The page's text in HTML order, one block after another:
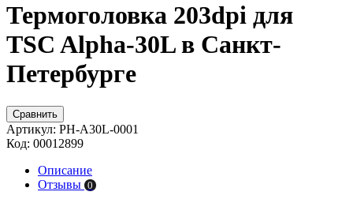
Термоголовка 203dpi для
TSC Alpha-30L в Санкт-
Петербурге
Сравнить
Артикул: PH-A30L-0001
Код: 00012899
Описание
Отзывы 0